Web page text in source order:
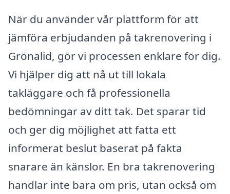
När du använder vår plattform för att
jämföra erbjudanden på takrenovering i
Grönalid, gör vi processen enklare för dig.
Vi hjälper dig att nå ut till lokala
takläggare och få professionella
bedömningar av ditt tak. Det sparar tid
och ger dig möjlighet att fatta ett
informerat beslut baserat på fakta
snarare än känslor. En bra takrenovering
handlar inte bara om pris, utan också om